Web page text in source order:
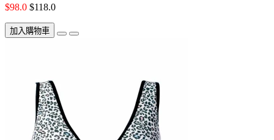
$98.0 $118.0
加入購物車